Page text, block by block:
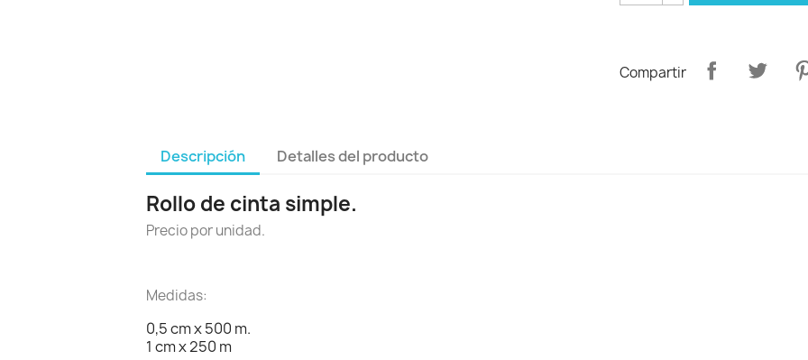
Compartir
Descripción Detalles del producto
Rollo de cinta simple.
Precio por unidad.
Medidas:
0,5 cm x 500 m.
1 cm x 250 m